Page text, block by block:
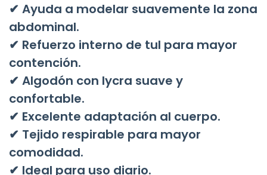
✔ Ayuda a modelar suavemente la zona
abdominal.
✔ Refuerzo interno de tul para mayor
contención.
✔ Algodón con lycra suave y
confortable.
✔ Excelente adaptación al cuerpo.
✔ Tejido respirable para mayor
comodidad.
✔ Ideal para uso diario.